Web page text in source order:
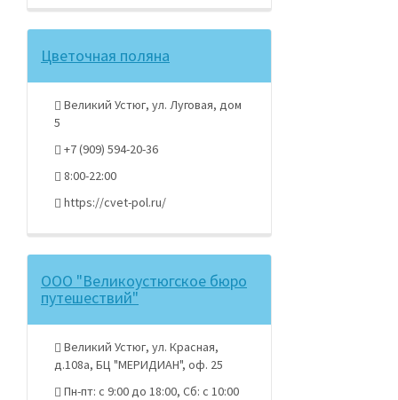
Цветочная поляна
Великий Устюг, ул. Луговая, дом
5
+7 (909) 594-20-36
8:00-22:00
https://cvet-pol.ru/
ООО "Великоустюгское бюро
путешествий"
Великий Устюг, ул. Красная,
д.108а, БЦ "МЕРИДИАН", оф. 25
Пн-пт: с 9:00 до 18:00, Сб: с 10:00